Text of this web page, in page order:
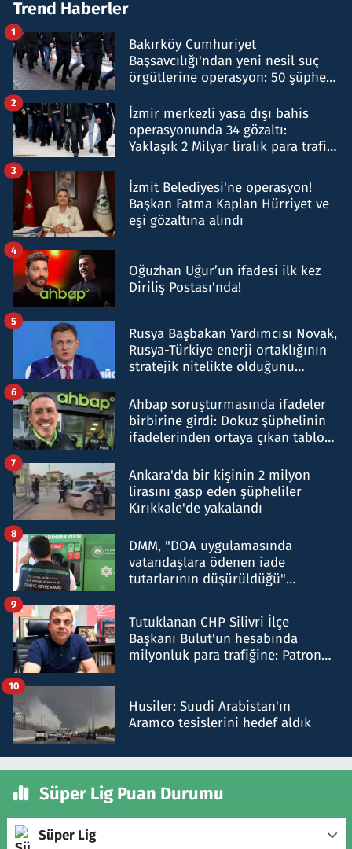
Trend Haberler
Bakırköy Cumhuriyet
Başsavcılığı'ndan yeni nesil suç
örgütlerine operasyon: 50 şüpheli
1
İzmir merkezli yasa dışı bahis
operasyonunda 34 gözaltı:
Yaklaşık 2 Milyar liralık para trafiği
2
İzmit Belediyesi'ne operasyon!
Başkan Fatma Kaplan Hürriyet ve
eşi gözaltına alındı
3
Oğuzhan Uğur’un ifadesi ilk kez
Diriliş Postası'nda!
4
Rusya Başbakan Yardımcısı Novak,
Rusya-Türkiye enerji ortaklığının
stratejik nitelikte olduğunu
5
Ahbap soruşturmasında ifadeler
birbirine girdi: Dokuz şüphelinin
ifadelerinden ortaya çıkan tablo
6
Ankara'da bir kişinin 2 milyon
lirasını gasp eden şüpheliler
Kırıkkale'de yakalandı
7
DMM, "DOA uygulamasında
vatandaşlara ödenen iade
tutarlarının düşürüldüğü"
8
Tutuklanan CHP Silivri İlçe
Başkanı Bulut'un hesabında
milyonluk para trafiğine: Patron
9
Husiler: Suudi Arabistan'ın
Aramco tesislerini hedef aldık
10
Süper Lig Puan Durumu
Süper Lig